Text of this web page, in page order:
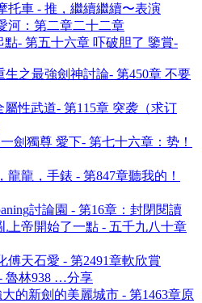
托車 - 推，繼續繼續〜表演
河：第二章二十二章
點- 第五十六章 吓破胆了 鑒賞-
之最強劍神討論- 第450章 不要
屬性武道- 第115章 突袭（求订
劍獨尊 愛下- 第七十六章：势！
龍，手錶 - 第847章聽我的！
討論園 - 第16章：封閉閱讀
上帝開始了一點 - 五千九八十章
傅天石愛 - 第2491章軟欣賞
魯林938 …分享
的新劍的美麗城市 - 第1463章原